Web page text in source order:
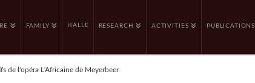
FAMILY HALLE RESEARCH ACTIVITIES PUBLICATIONS
l'opéra L'Africaine de Meyerbeer